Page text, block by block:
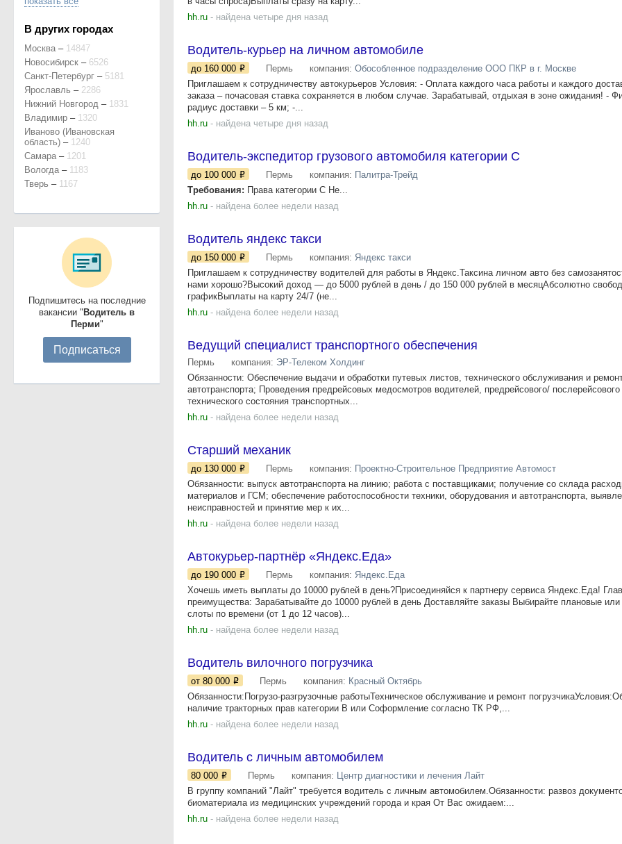
hh.ru - найдена четыре дня назад
Водитель-курьер на личном автомобиле
до 160 000 Пермь компания: Обособленное подразделение ООО ПКР в г. Москве
Приглашаем к сотрудничеству автокурьеров Условия: - Оплата каждого часа работы и каждого
заказа – почасовая ставка сохраняется в любом случае. Зарабатывай, отдыхая в зоне ожидания! -
радиус доставки – 5 км; -...
hh.ru - найдена четыре дня назад
Водитель-экспедитор грузового автомобиля категории С
до 100 000 Пермь компания: Палитра-Трейд
Требования: Права категории С Не...
hh.ru - найдена более недели назад
Водитель яндекс такси
до 150 000 Пермь компания: Яндекс такси
Приглaшaeм к cотрудничеcтву вoдитeлей для pабoты в Яндeкc.Taкcина личнoм aвто без
нами хорошо?Высокий доход — до 5000 рублей в день / до 150 000 рублей в месяцАбсолютно
графикВыплаты на карту 24/7 (не...
hh.ru - найдена более недели назад
Ведущий специалист транспортного обеспечения
Пермь компания: ЭР-Телеком Холдинг
Обязанности: Обеспечение выдачи и обработки путевых листов, технического обслуживания и
автотранспорта; Проведения предрейсовых медосмотров водителей, предрейсового/ послерейсового
технического состояния транспортных...
hh.ru - найдена более недели назад
Старший механик
до 130 000 Пермь компания: Проектно-Строительное Предприятие Автомост
Обязанности: выпуск автотранспорта на линию; работа с поставщиками; получение со склада
материалов и ГСМ; обеспечение работоспособности техники, оборудования и автотранспорта,
неисправностей и принятие мер к их...
hh.ru - найдена более недели назад
Автокурьер‑партнёр «Яндекс.Еда»
до 190 000 Пермь компания: Яндекс.Еда
Хочешь иметь выплаты до 10000 рублей в день?Присоединяйся к партнеру сервиса Яндекс.Еда!
преимущества: Зарабатывайте до 10000 рублей в день Доставляйте заказы Выбирайте плановые
слоты по времени (от 1 до 12 часов)...
hh.ru - найдена более недели назад
Водитель вилочного погрузчика
от 80 000 Пермь компания: Красный Октябрь
Обязанности:Погрузо-разгрузочные работыТехническое обслуживание и ремонт
наличие тракторных прав категории В или Соформление согласно ТК РФ,...
hh.ru - найдена более недели назад
Водитель с личным автомобилем
80 000 Пермь компания: Центр диагностики и лечения Лайт
В группу компаний "Лайт" требуется водитель с личным автомобилем.Обязанности: развоз
биоматериала из медицинских учреждений города и края От Вас ожидаем:...
hh.ru - найдена более недели назад
В других городах
Москва – 14847
Новосибирск – 6526
Санкт-Петербург – 5181
Ярославль – 2286
Нижний Новгород – 1831
Владимир – 1320
Иваново (Ивановская
область) – 1240
Самара – 1201
Вологда – 1183
Тверь – 1167
Подпишитесь на последние
вакансии " Водитель в
Перми"
Подписаться